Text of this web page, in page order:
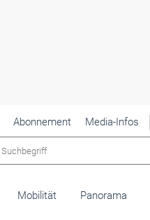
Abonnement
Media-Infos
Mobilität Panorama